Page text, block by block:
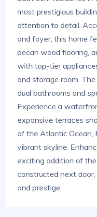
most prestigious
attention to detail.
and foyer, this home
pecan wood flooring,
with top-tier
and storage room.
dual bathrooms and
Experience a
expansive terraces
of the Atlantic Ocean,
vibrant skyline.
exciting addition of
constructed next
and prestige.